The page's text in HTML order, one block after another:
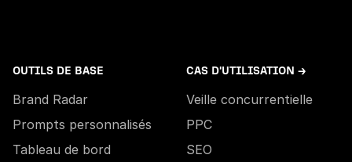
OUTILS DE BASE
Brand Radar
Prompts personnalisés
Tableau de bord
CAS D'UTILISATION →
Veille concurrentielle
PPC
SEO